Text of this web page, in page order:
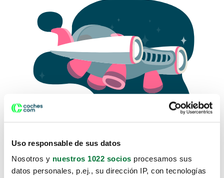
Uso responsable de sus datos
Nosotros y nuestros 1022 socios procesamos sus
datos personales, p.ej., su dirección IP, con tecnologías